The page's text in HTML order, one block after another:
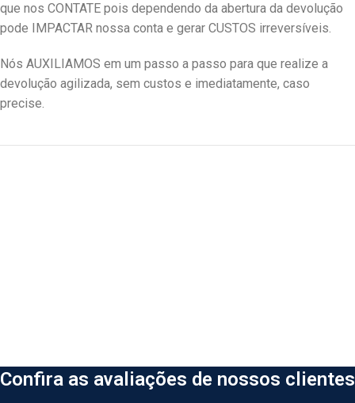
que nos CONTATE pois dependendo da abertura da devolução
pode IMPACTAR nossa conta e gerar CUSTOS irreversíveis.
Nós AUXILIAMOS em um passo a passo para que realize a
devolução agilizada, sem custos e imediatamente, caso
precise.
Confira as avaliações de nossos clientes